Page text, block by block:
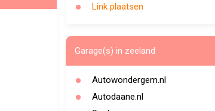
Link plaatsen
Garage(s) in zeeland
Autowondergem.nl
Autodaane.nl